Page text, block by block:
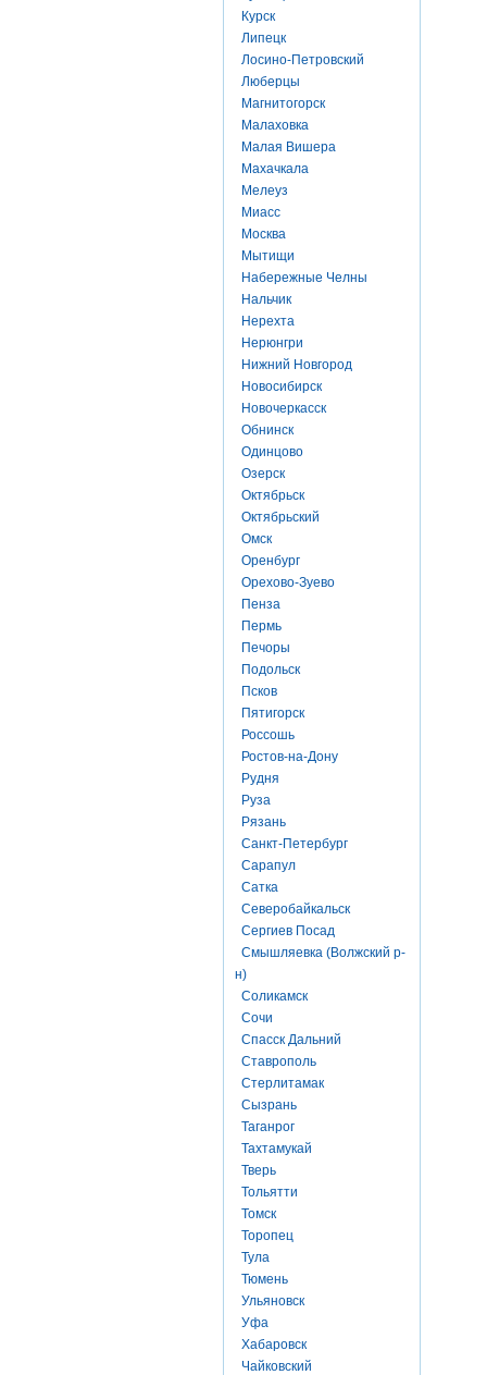
Курск
Липецк
Лосино-Петровский
Люберцы
Магнитогорск
Малаховка
Малая Вишера
Махачкала
Мелеуз
Миасс
Москва
Мытищи
Набережные Челны
Нальчик
Нерехта
Нерюнгри
Нижний Новгород
Новосибирск
Новочеркасск
Обнинск
Одинцово
Озерск
Октябрьск
Октябрьский
Омск
Оренбург
Орехово-Зуево
Пенза
Пермь
Печоры
Подольск
Псков
Пятигорск
Россошь
Ростов-на-Дону
Рудня
Руза
Рязань
Санкт-Петербург
Сарапул
Сатка
Северобайкальск
Сергиев Посад
Смышляевка (Волжский р-
н)
Соликамск
Сочи
Спасск Дальний
Ставрополь
Стерлитамак
Сызрань
Таганрог
Тахтамукай
Тверь
Тольятти
Томск
Торопец
Тула
Тюмень
Ульяновск
Уфа
Хабаровск
Чайковский